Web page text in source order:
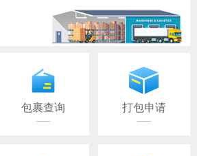
包裹查询 打包申请